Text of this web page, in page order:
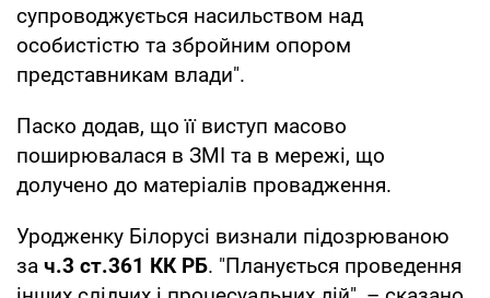
супроводжується насильством над
особистістю та збройним опором
представникам влади".
Паско додав, що її виступ масово
поширювалася в ЗМІ та в мережі, що
долучено до матеріалів провадження.
Уродженку Білорусі визнали підозрюваною
за ч.3 ст.361 КК РБ. "Планується проведення